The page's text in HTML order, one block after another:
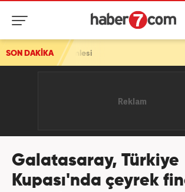
SON DAKİKA
Galatasaray, Türkiye
Kupası'nda çeyrek